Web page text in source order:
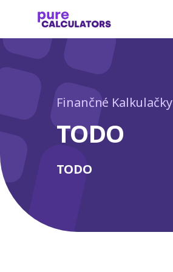
Finančné Kalkulačky
TODO
TODO